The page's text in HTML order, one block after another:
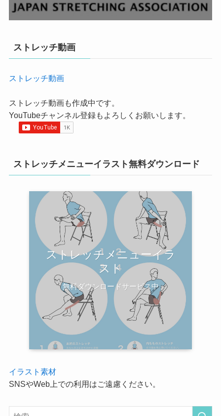
ストレッチ動画
ストレッチ動画
ストレッチ動画も作成中です。
YouTubeチャンネル登録もよろしくお願いします。
ストレッチメニューイラスト無料ダウンロード
ストレッチメニューイラ
スト
無料ダウンロードサービス中
イラスト素材
SNSやWeb上での利用はご遠慮ください。